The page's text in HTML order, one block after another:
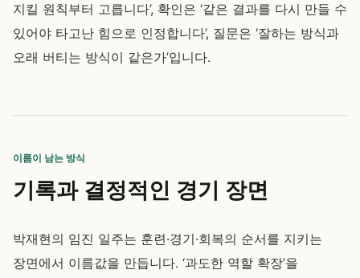
지킬 원칙부터 고릅니다’, 확인은 ‘같은 결과를 다시 만들 수
있어야 타고난 힘으로 인정합니다’, 질문은 ‘잘하는 방식과
오래 버티는 방식이 같은가’입니다.
이름이 남는 방식
기록과 결정적인 경기 장면
박재현의 임진 일주는 훈련·경기·회복의 순서를 지키는
장면에서 이름값을 만듭니다. ‘과도한 역할 확장’을